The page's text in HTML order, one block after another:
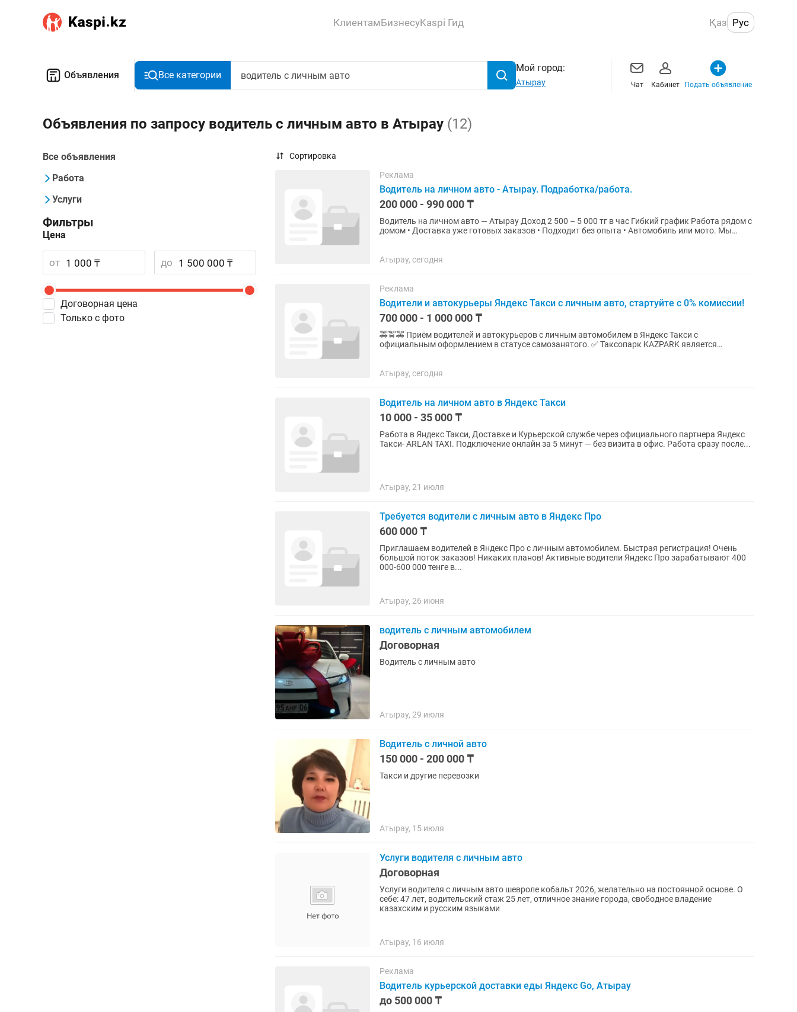
КлиентамБизнесуKaspi Гид Қаз Рус
Объявления Все категории
Мой город:
Атырау Чат Кабинет Подать объявление
Объявления по запросу водитель с личным авто в Атырау (12)
Все объявления
Работа
Услуги
Фильтры
Цена
от до
Договорная цена
Только с фото
Сортировка
Реклама
Водитель на личном авто - Атырау. Подработка/работа.
200 000 - 990 000 ₸
Водитель на личном авто — Атырау Доход 2 500 – 5 000 тг в час Гибкий график Работа рядом с
домом • Доставка уже готовых заказов • Подходит без опыта • Автомобиль или мото. Мы
Атырау, сегодня
Реклама
Водители и автокурьеры Яндекс Такси с личным авто, стартуйте с 0% комиссии!
700 000 - 1 000 000 ₸
🚕🚖🚕 Приём водителей и автокурьеров с личным автомобилем в Яндекс Такси с
официальным оформлением в статусе самозанятого. ✅️ Таксопарк KAZPARK является
Атырау, сегодня
Водитель на личном авто в Яндекс Такси
10 000 - 35 000 ₸
Работа в Яндекс Такси, Доставке и Курьерской службе через официального партнера Яндекс
Такси- ARLAN TAXI. Подключение онлайн за 5 минут — без визита в офис. Работа сразу после...
Атырау, 21 июля
Требуется водители с личным авто в Яндекс Про
600 000 ₸
Приглашаем водителей в Яндекс Про с личным автомобилем. Быстрая регистрация! Очень
большой поток заказов! Никаких планов! Активные водители Яндекс Про зарабатывают 400
000-600 000 тенге в...
Атырау, 26 июня
водитель с личным автомобилем
Договорная
Водитель с личным авто
Атырау, 29 июля
Водитель с личной авто
150 000 - 200 000 ₸
Такси и другие перевозки
Атырау, 15 июля
Услуги водителя с личным авто
Договорная
Услуги водителя с личным авто шевроле кобальт 2026, желательно на постоянной основе. О
себе: 47 лет, водительский стаж 25 лет, отличное знание города, свободное владение
казахским и русским языками
Атырау, 16 июля
Реклама
Водитель курьерской доставки еды Яндекс Go, Атырау
до 500 000 ₸